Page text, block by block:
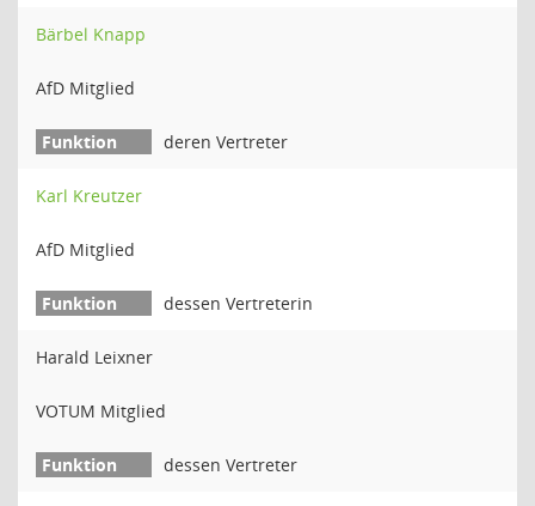
Bärbel Knapp
AfD Mitglied
deren Vertreter
Karl Kreutzer
AfD Mitglied
dessen Vertreterin
Harald Leixner
VOTUM Mitglied
dessen Vertreter